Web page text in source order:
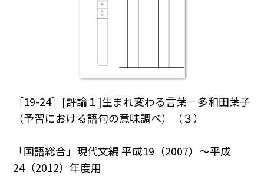
［19-24］[評論１]生まれ変わる言葉－多和田葉子
（予習における語句の意味調べ）（３）
「国語総合」現代文編 平成19（2007）～平成
24（2012）年度用